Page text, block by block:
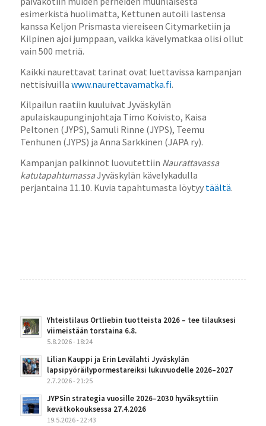
esimerkistä huolimatta, Kettunen autoili lastensa
kanssa Keljon Prismasta viereiseen Citymarketiin ja
Kilpinen ajoi jumppaan, vaikka kävelymatkaa olisi ollut
vain 500 metriä.
Kaikki naurettavat tarinat ovat luettavissa kampanjan
nettisivuilla www.naurettavamatka.fi.
Kilpailun raatiin kuuluivat Jyväskylän
apulaiskaupunginjohtaja Timo Koivisto, Kaisa
Peltonen (JYPS), Samuli Rinne (JYPS), Teemu
Tenhunen (JYPS) ja Anna Sarkkinen (JAPA ry).
Kampanjan palkinnot luovutettiin Naurattavassa
katutapahtumassaJyväskylän kävelykadulla
perjantaina 11.10. Kuvia tapahtumasta löytyy täältä.
Yhteistilaus Ortliebin tuotteista 2026 – tee tilauksesi
viimeistään torstaina 6.8.
5.8.2026 - 18:24
Lilian Kauppi ja Erin Levälahti Jyväskylän
lapsipyöräilypormestareiksi lukuvuodelle 2026–2027
2.7.2026 - 21:25
JYPSin strategia vuosille 2026–2030 hyväksyttiin
kevätkokouksessa 27.4.2026
19.5.2026 - 22:43